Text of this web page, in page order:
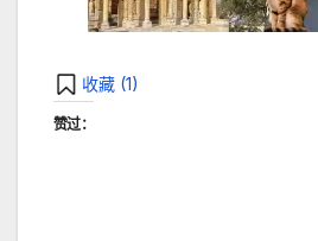
收藏 (1)
赞过：